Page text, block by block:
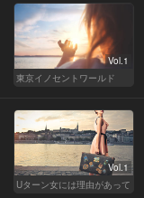
Vol.1
東京イノセントワールド
Vol.1
Uターン女には理由があって